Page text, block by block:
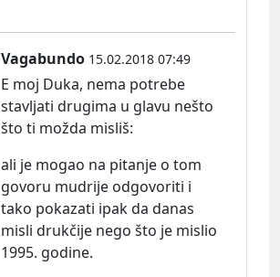
Vagabundo 15.02.2018 07:49
E moj Duka, nema potrebe
stavljati drugima u glavu nešto
što ti možda misliš:
ali je mogao na pitanje o tom
govoru mudrije odgovoriti i
tako pokazati ipak da danas
misli drukčije nego što je mislio
1995. godine.